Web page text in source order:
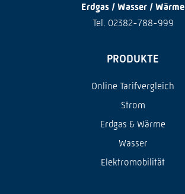
Erdgas / Wasser / Wärme
Tel. 02382-788-999
PRODUKTE
Online Tarifvergleich
Strom
Erdgas & Wärme
Wasser
Elektromobilität